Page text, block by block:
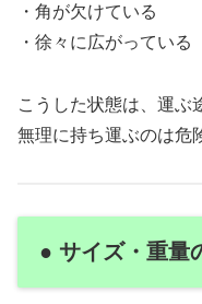
・角が欠けている
・徐々に広がっている
こうした状態は、運ぶ
無理に持ち運ぶのは危
● サイズ・重量